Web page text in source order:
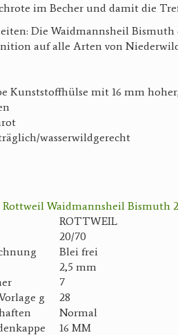
im Becher und damit die
Die Waidmannsheil
auf alle Arten von
Kunststoffhülse mit 16 mm
wasserwildgerecht
Waidmannsheil Bismuth
ROTTWEIL
20/70
Blei frei
2,5 mm
7
g
28
Normal
16 MM